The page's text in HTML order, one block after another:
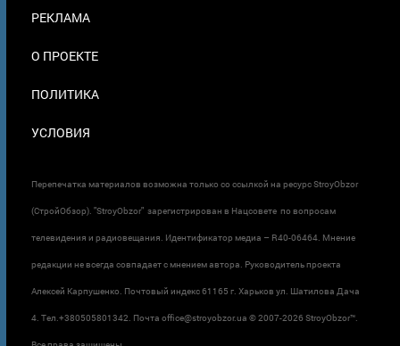
РЕКЛАМА
О ПРОЕКТЕ
ПОЛИТИКА
УСЛОВИЯ
Перепечатка материалов возможна только со ссылкой на ресурс StroyObzor
(СтройОбзор). "StroyObzor" зарегистрирован в Нацсовете по вопросам
телевидения и радиовещания. Идентификатор медиа – R40-06464. Мнение
редакции не всегда совпадает с мнением автора. Руководитель проекта
Алексей Карпушенко. Почтовый индекс 61165 г. Харьков ул. Шатилова Дача
4. Тел.+380505801342. Почта office@stroyobzor.ua © 2007-2026 StroyObzor™.